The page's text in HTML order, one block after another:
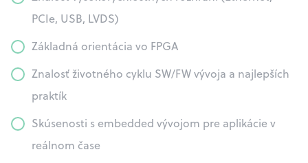
PCIe, USB, LVDS)
Základná orientácia vo FPGA
Znalosť životného cyklu SW/FW vývoja a najlepších
praktík
Skúsenosti s embedded vývojom pre aplikácie v
reálnom čase